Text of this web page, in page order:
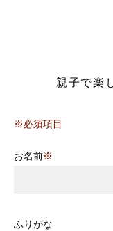
親子で楽
※必須項目
お名前※
ふりがな